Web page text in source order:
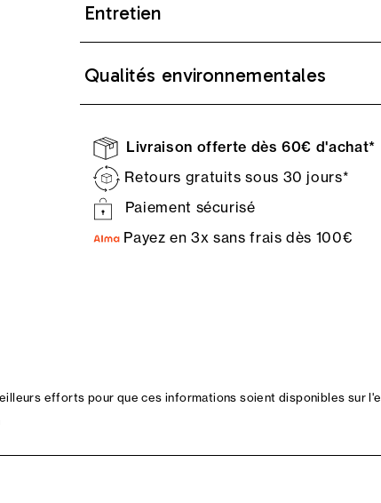
Entretien
Qualités environnementales
Livraison offerte dès 60€ d'achat*
Retours gratuits sous 30 jours*
Paiement sécurisé
Payez en 3x sans frais dès 100€
efforts pour que ces informations soient disponibles sur